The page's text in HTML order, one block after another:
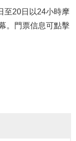
至20日以24小時摩
。門票信息可點擊